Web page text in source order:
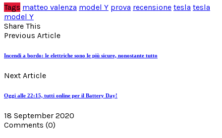
Tags matteo valenza model Y prova recensione tesla tesla
model Y
Share This
Previous Article
Incendi a bordo: le elettriche sono le più sicure, nonostante tutto
Next Article
Oggi alle 22:15, tutti online per il Battery Day!
18 September 2020
Comments (0)